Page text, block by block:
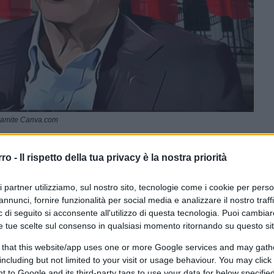
- Il rispetto della tua privacy è la nostra priorità
partner utilizziamo, sul nostro sito, tecnologie come i cookie per
fornire funzionalità per social media e analizzare il nostro
di seguito si acconsente all'utilizzo di questa tecnologia. Puoi
tue scelte sul consenso in qualsiasi momento ritornando su questo
that this website/app uses one or more Google services and may
but not limited to your visit or usage behaviour. You may
Canva.com
CLICCA QUI
0:00/--:--
delle due superpotenze hanno